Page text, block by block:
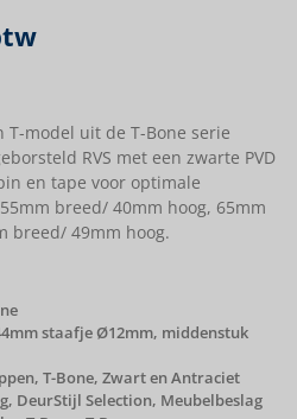
model uit de T-Bone serie
RVS met een zwarte PVD
en tape voor optimale
breed/ 40mm hoog, 65mm
breed/ 49mm hoog.
staafje Ø12mm, middenstuk
, T-Bone, Zwart en Antraciet
, DeurStijl Selection, Meubelbeslag